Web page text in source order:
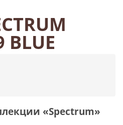
BLUE
«Spectrum»